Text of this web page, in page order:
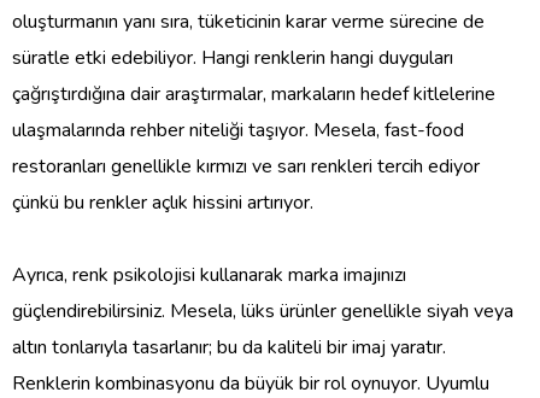
oluşturmanın yanı sıra, tüketicinin karar verme sürecine de
süratle etki edebiliyor. Hangi renklerin hangi duyguları
çağrıştırdığına dair araştırmalar, markaların hedef kitlelerine
ulaşmalarında rehber niteliği taşıyor. Mesela, fast-food
restoranları genellikle kırmızı ve sarı renkleri tercih ediyor
çünkü bu renkler açlık hissini artırıyor.
Ayrıca, renk psikolojisi kullanarak marka imajınızı
güçlendirebilirsiniz. Mesela, lüks ürünler genellikle siyah veya
altın tonlarıyla tasarlanır; bu da kaliteli bir imaj yaratır.
Renklerin kombinasyonu da büyük bir rol oynuyor. Uyumlu